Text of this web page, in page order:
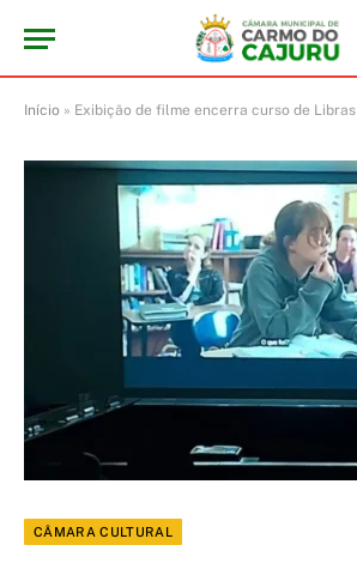
Início » Exibição de filme encerra curso de Libras
CÂMARA CULTURAL